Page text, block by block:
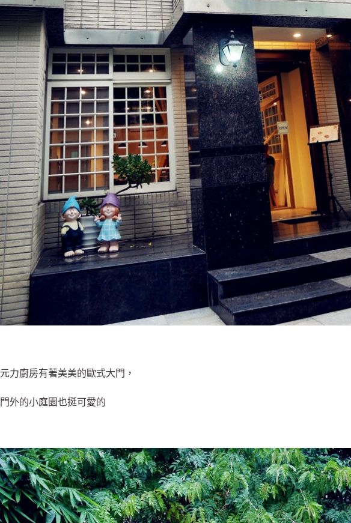
元力廚房有著美美的歐式大門，
門外的小庭園也挺可愛的